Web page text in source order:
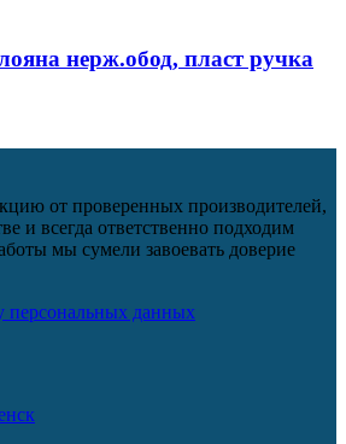
нерж.обод, пласт ручка
от проверенных производителей,
и всегда ответственно подходим
мы сумели завоевать доверие
персональных данных